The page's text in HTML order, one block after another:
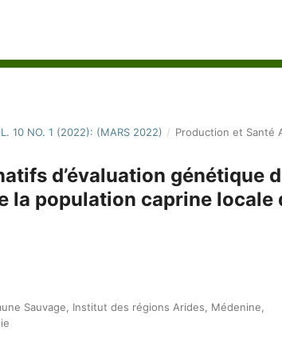
10 NO. 1 (2022): (MARS 2022) / Production et Santé
d’évaluation génétique
la population caprine locale
Sauvage, Institut des régions Arides, Médenine,